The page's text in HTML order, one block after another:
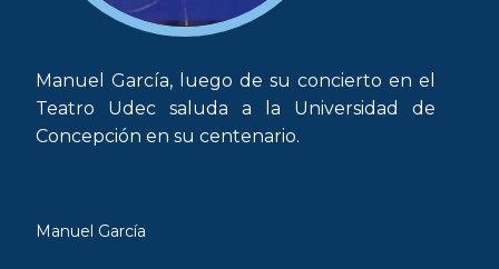
Manuel García, luego de su concierto en el
Teatro Udec saluda a la Universidad de
Concepción en su centenario.
Manuel García